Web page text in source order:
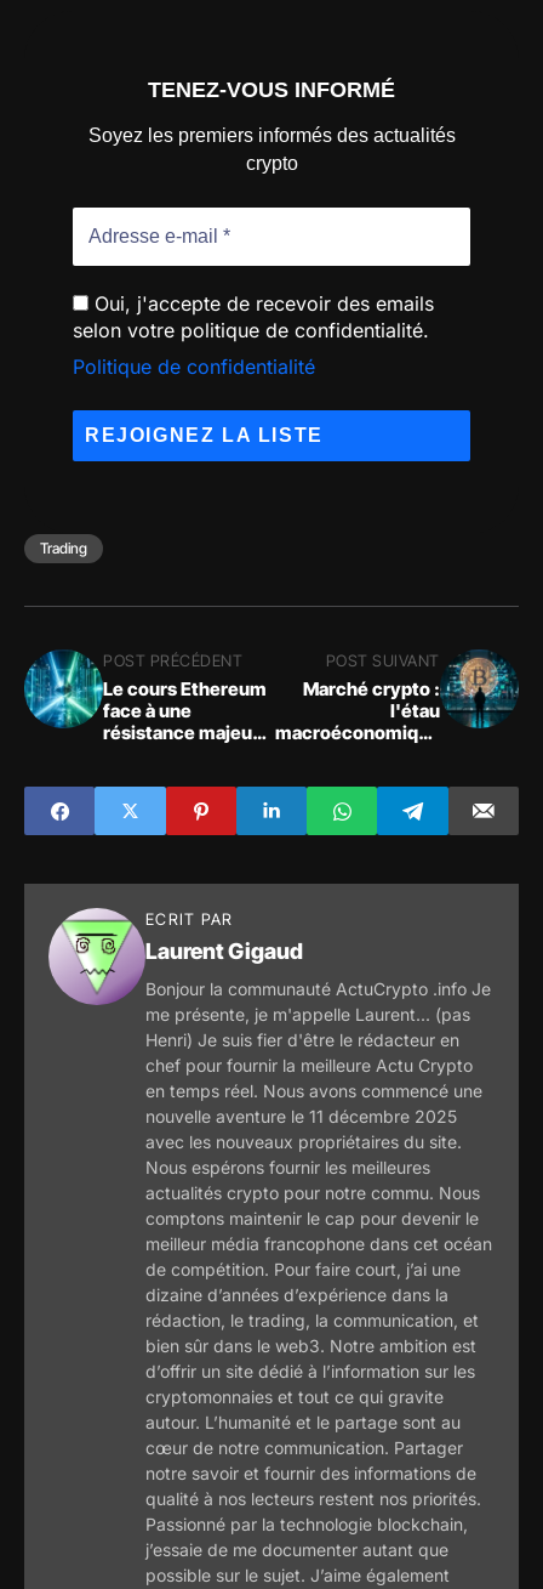
TENEZ-VOUS INFORMÉ
Soyez les premiers informés des actualités
crypto
Oui, j'accepte de recevoir des emails
selon votre politique de confidentialité.
Politique de confidentialité
Trading
POST PRÉCÉDENT
Le cours Ethereum
face à une
résistance majeure
POST SUIVANT
Marché crypto :
l'étau
macroéconomique
Bitcoin
ECRIT PAR
Laurent Gigaud
Bonjour la communauté ActuCrypto .info Je
me présente, je m'appelle Laurent... (pas
Henri) Je suis fier d'être le rédacteur en
chef pour fournir la meilleure Actu Crypto
en temps réel. Nous avons commencé une
nouvelle aventure le 11 décembre 2025
avec les nouveaux propriétaires du site.
Nous espérons fournir les meilleures
actualités crypto pour notre commu. Nous
comptons maintenir le cap pour devenir le
meilleur média francophone dans cet océan
de compétition. Pour faire court, j’ai une
dizaine d’années d’expérience dans la
rédaction, le trading, la communication, et
bien sûr dans le web3. Notre ambition est
d’offrir un site dédié à l’information sur les
cryptomonnaies et tout ce qui gravite
autour. L’humanité et le partage sont au
cœur de notre communication. Partager
notre savoir et fournir des informations de
qualité à nos lecteurs restent nos priorités.
Passionné par la technologie blockchain,
j’essaie de me documenter autant que
possible sur le sujet. J’aime également